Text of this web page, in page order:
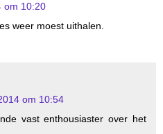
om 10:20
weer moest uithalen.
om 10:54
vast enthousiaster over het